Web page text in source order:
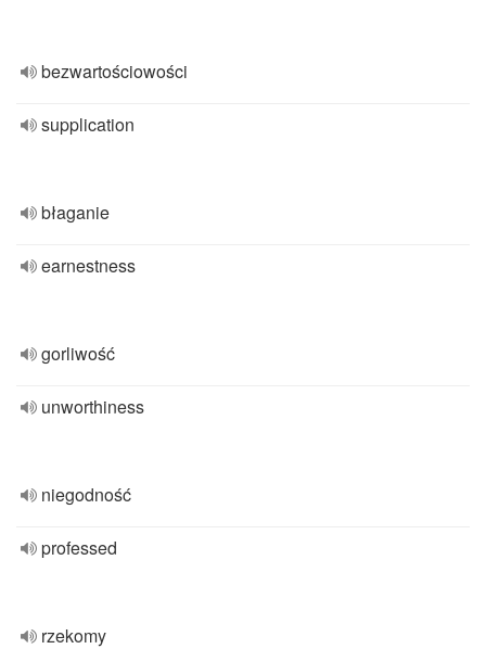
bezwartościowości
supplication
błaganie
earnestness
gorliwość
unworthiness
niegodność
professed
rzekomy